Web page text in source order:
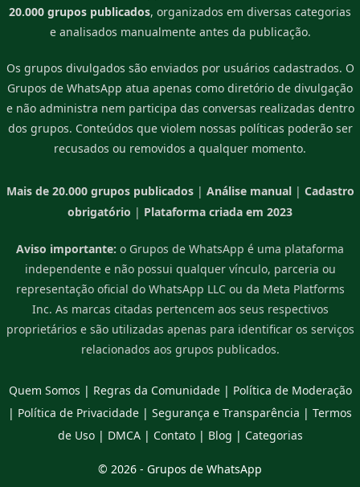
20.000 grupos publicados, organizados em diversas categorias
e analisados manualmente antes da publicação.
Os grupos divulgados são enviados por usuários cadastrados. O
Grupos de WhatsApp atua apenas como diretório de divulgação
e não administra nem participa das conversas realizadas dentro
dos grupos. Conteúdos que violem nossas políticas poderão ser
recusados ou removidos a qualquer momento.
Mais de 20.000 grupos publicados| Análise manual| Cadastro
obrigatório | Plataforma criada em 2023
Aviso importante: o Grupos de WhatsApp é uma plataforma
independente e não possui qualquer vínculo, parceria ou
representação oficial do WhatsApp LLC ou da Meta Platforms
Inc. As marcas citadas pertencem aos seus respectivos
proprietários e são utilizadas apenas para identificar os serviços
relacionados aos grupos publicados.
Quem Somos | Regras da Comunidade| Política de Moderação
| Política de Privacidade | Segurança e Transparência | Termos
de Uso| DMCA| Contato| Blog | Categorias
© 2026 - Grupos de WhatsApp